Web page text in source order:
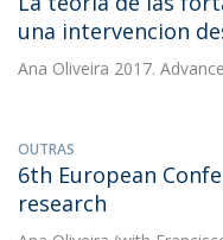
una intervencion
Ana Oliveira 2017.
OUTRAS
6th European
research